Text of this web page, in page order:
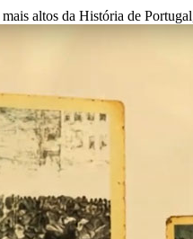
altos da História de